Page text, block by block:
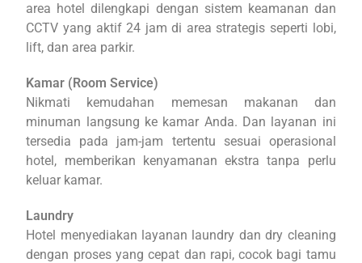
area hotel dilengkapi dengan sistem keamanan dan
CCTV yang aktif 24 jam di area strategis seperti lobi,
lift, dan area parkir.
Kamar (Room Service)
Nikmati kemudahan memesan makanan dan
minuman langsung ke kamar Anda. Dan layanan ini
tersedia pada jam-jam tertentu sesuai operasional
hotel, memberikan kenyamanan ekstra tanpa perlu
keluar kamar.
Laundry
Hotel menyediakan layanan laundry dan dry cleaning
dengan proses yang cepat dan rapi, cocok bagi tamu